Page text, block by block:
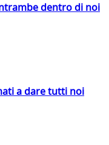
dentro di noi
a dare tutti noi